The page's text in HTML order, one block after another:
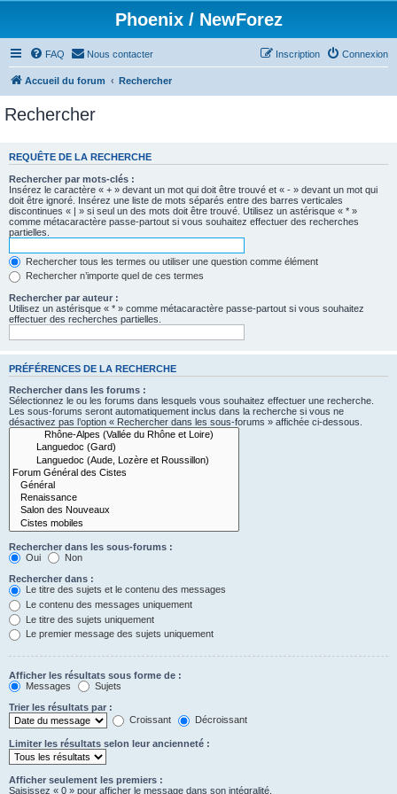
Phoenix / NewForez
FAQ Nous contacter Connexion
Inscription
Accueil du forum Rechercher
Rechercher
REQUÊTE DE LA RECHERCHE
Rechercher par mots-clés :
Insérez le caractère « + » devant un mot qui doit être trouvé et « - » devant un mot qui
doit être ignoré. Insérez une liste de mots séparés entre des barres verticales
discontinues « | » si seul un des mots doit être trouvé. Utilisez un astérisque « * »
comme métacaractère passe-partout si vous souhaitez effectuer des recherches
partielles.
Rechercher tous les termes ou utiliser une question comme élément
Rechercher n’importe quel de ces termes
Rechercher par auteur :
Utilisez un astérisque « * » comme métacaractère passe-partout si vous souhaitez
effectuer des recherches partielles.
PRÉFÉRENCES DE LA RECHERCHE
Rechercher dans les forums :
Sélectionnez le ou les forums dans lesquels vous souhaitez effectuer une recherche.
Les sous-forums seront automatiquement inclus dans la recherche si vous ne
désactivez pas l’option « Rechercher dans les sous-forums » affichée ci-dessous.
Rechercher dans les sous-forums :
Oui
Non
Rechercher dans :
Le titre des sujets et le contenu des messages
Le contenu des messages uniquement
Le titre des sujets uniquement
Le premier message des sujets uniquement
Afficher les résultats sous forme de :
Messages
Sujets
Trier les résultats par :
Croissant
Décroissant
Limiter les résultats selon leur ancienneté :
Afficher seulement les premiers :
Saisissez « 0 » pour afficher le message dans son intégralité.